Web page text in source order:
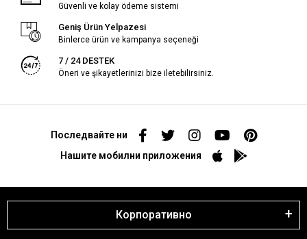
Güvenli ve kolay ödeme sistemi
Geniş Ürün Yelpazesi
Binlerce ürün ve kampanya seçeneği
7 / 24 DESTEK
Öneri ve şikayetlerinizi bize iletebilirsiniz.
Последвайте ни
Нашите мобилни приложения
Корпоративно